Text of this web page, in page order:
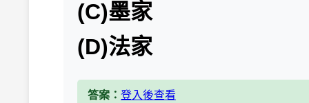
(C)墨家
(D)法家
答案： 登入後查看